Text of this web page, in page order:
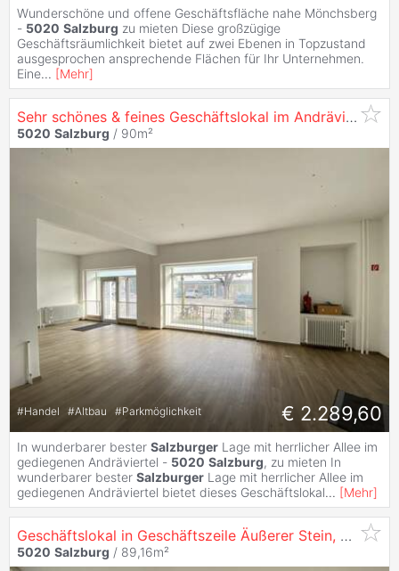
Wunderschöne und offene Geschäftsfläche nahe Mönchsberg
- 5020 Salzburg zu mieten Diese großzügige
Geschäftsräumlichkeit bietet auf zwei Ebenen in Topzustand
ausgesprochen ansprechende Flächen für Ihr Unternehmen.
Eine... [Mehr]
Sehr schönes & feines Geschäftslokal im Andräviertel -
5020 Salzburg / 90m²
#Handel #Altbau #Parkmöglichkeit € 2.289,60
In wunderbarer bester Salzburger Lage mit herrlicher Allee im
gediegenen Andräviertel - 5020 Salzburg, zu mieten In
wunderbarer bester Salzburger Lage mit herrlicher Allee im
gediegenen Andräviertel bietet dieses Geschäftslokal... [Mehr]
Geschäftslokal in Geschäftszeile Äußerer Stein,
5020
5020 Salzburg / 89,16m²